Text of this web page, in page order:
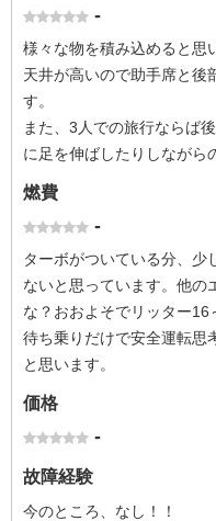
-
様々な物を積み込めると思
天井が高いので助手席と後
す。
また、3人での旅行ならば
に足を伸ばしたりしながら
燃費
-
ターボがついている分、少
ないと思っています。他の
な？おおよそでリッター16
待ち乗りだけで安全運転思
と思います。
価格
-
故障経験
今のところ、なし！！